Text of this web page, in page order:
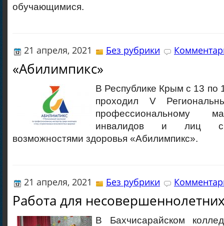
обучающимися.
21 апреля, 2021 Без рубрики
«Абилимпикс»
В Республике Крым с 13 по
проходил V
профессиональному
инвалидов и лиц с
возможностями здоровья «Абилимпикс».
21 апреля, 2021 Без рубрики
Работа для
В Бахчисарайском